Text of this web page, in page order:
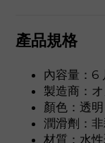
產品規格
內容量：6
製造商：
顏色：透明
潤滑劑：非
材質：水